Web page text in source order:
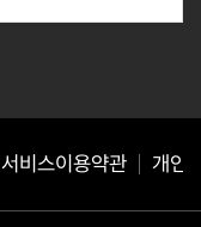
서비스이용약관 개인